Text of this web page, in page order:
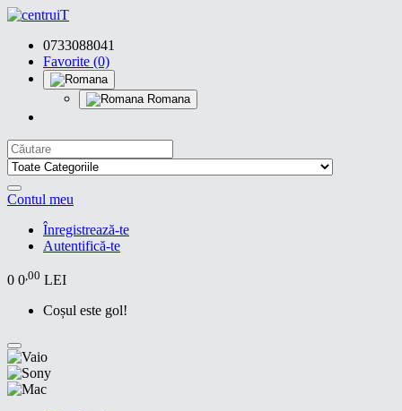
0733088041
Favorite (0)
Romana
Contul meu
Înregistrează-te
Autentifică-te
0 0,00 LEI
Coșul este gol!